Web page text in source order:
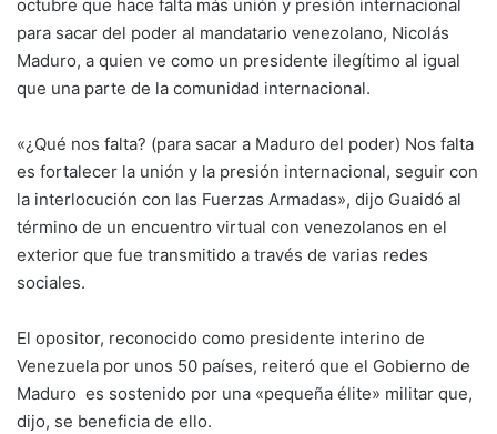
octubre que hace falta más unión y presión internacional
para sacar del poder al mandatario venezolano, Nicolás
Maduro, a quien ve como un presidente ilegítimo al igual
que una parte de la comunidad internacional.
«¿Qué nos falta? (para sacar a Maduro del poder) Nos falta
es fortalecer la unión y la presión internacional, seguir con
la interlocución con las Fuerzas Armadas», dijo Guaidó al
término de un encuentro virtual con venezolanos en el
exterior que fue transmitido a través de varias redes
sociales.
El opositor, reconocido como presidente interino de
Venezuela por unos 50 países, reiteró que el Gobierno de
Maduro es sostenido por una «pequeña élite» militar que,
dijo, se beneficia de ello.